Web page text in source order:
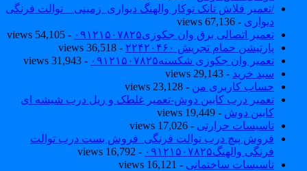
/تعمیر فلاش تانک توکار والهنگ دیواری_زمینی _ توالت فرنگی
دیواری - 67,136 views
تعمیر اتصالی برق وان جکوزی۰۹۱۲۱۵۰۷۸۲۵
- 54,105 views
پارتیشن حمام تجریش ۲۲۴۲۰۴۶۰
- 36,518 views
تعمیر وان جکوزی شکسته۰۹۱۲۱۵۰۷۸۲۵
- 31,943 views
سبد خرید - 29,143 views
حساب کاربری من- 23,128 views
تعمیر درب کابین دوش-تعمیر غلطک و ریل درب شیشه ای
کابین دوش- 19,449 views
تاسیسات حرارتی- 17,026 views
فروش پیچ درب توالت فرنگی_فروش بست درب توالت
فرنگی والهنگ۰۹۱۲۱۵۰۷۸۲۵
- 16,792 views
تاسیسات ساختمانی- 16,121 views